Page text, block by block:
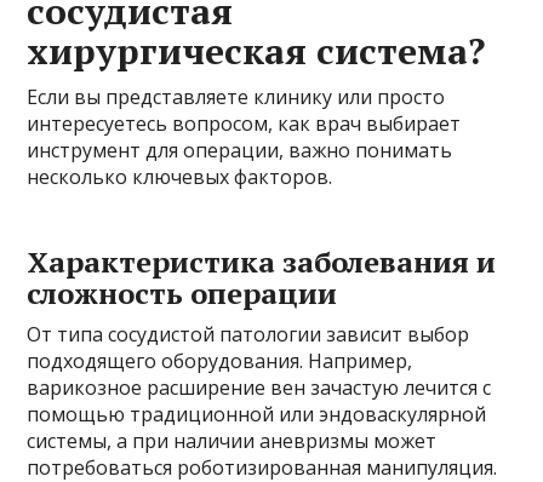
сосудистая
хирургическая система?
Если вы представляете клинику или просто
интересуетесь вопросом, как врач выбирает
инструмент для операции, важно понимать
несколько ключевых факторов.
Характеристика заболевания и
сложность операции
От типа сосудистой патологии зависит выбор
подходящего оборудования. Например,
варикозное расширение вен зачастую лечится с
помощью традиционной или эндоваскулярной
системы, а при наличии аневризмы может
потребоваться роботизированная манипуляция.